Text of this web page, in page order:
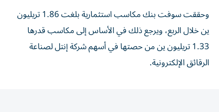
وحققت سوفت بنك مكاسب استثمارية بلغت 1.86 تريليون
‌ين خلال الربع، ‌ويرجع ذلك ⁠في الأساس إلى ‌مكاسب قدرها
1.33 تريليون ين من حصتها ⁠في أسهم ​شركة إنتل لصناعة
الرقائق الإلكترونية.